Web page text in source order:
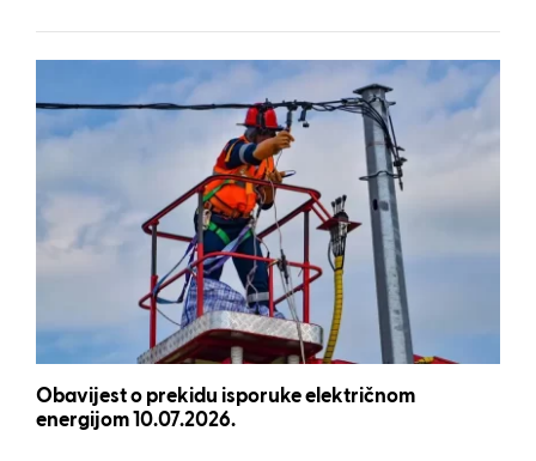
Obavijest o prekidu isporuke električnom
energijom 10.07.2026.